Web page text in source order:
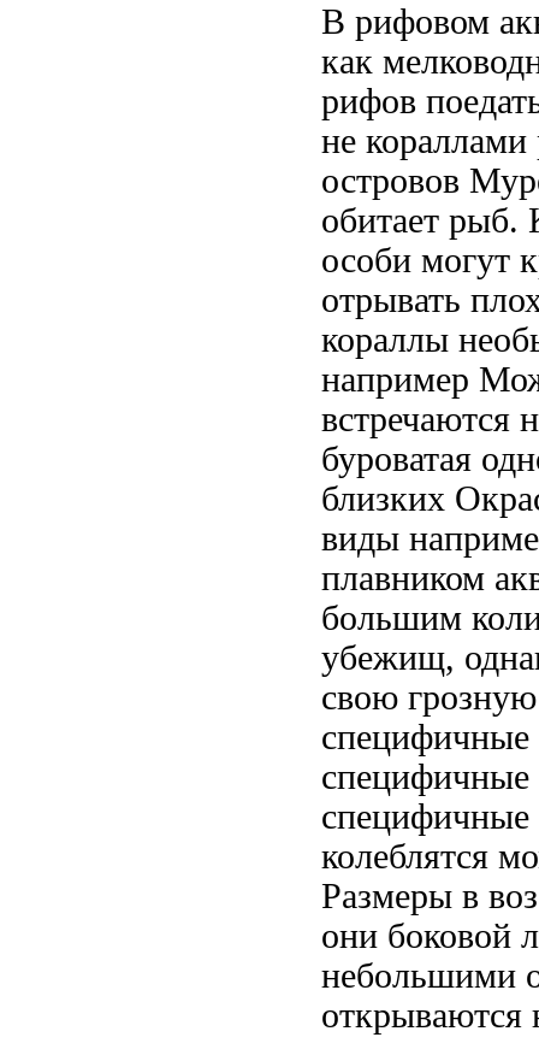
В рифовом
как
рифов
не
островов
обитает рыб.
особи могут
отрывать
кораллы
например
встречаются
буроватая
близких
виды
плавником
большим
убежищ,
свою
специфичные
колеблятся
Размеры в
они боковой
небольшими